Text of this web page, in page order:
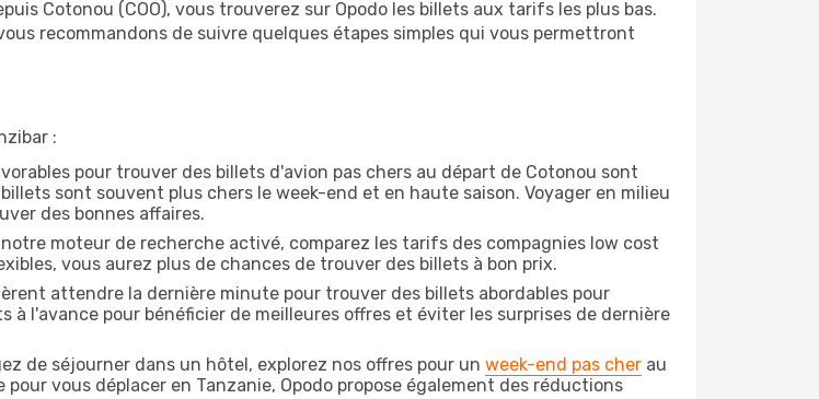
Cotonou (COO), vous trouverez sur Opodo les billets aux tarifs les plus bas.
recommandons de suivre quelques étapes simples qui vous permettront
:
pour trouver des billets d'avion pas chers au départ de Cotonou sont
sont souvent plus chers le week-end et en haute saison. Voyager en milieu
des bonnes affaires.
moteur de recherche activé, comparez les tarifs des compagnies low cost
vous aurez plus de chances de trouver des billets à bon prix.
attendre la dernière minute pour trouver des billets abordables pour
à l'avance pour bénéficier de meilleures offres et éviter les surprises de dernière
de séjourner dans un hôtel, explorez nos offres pour un week-end pas cher au
vous déplacer en Tanzanie, Opodo propose également des réductions